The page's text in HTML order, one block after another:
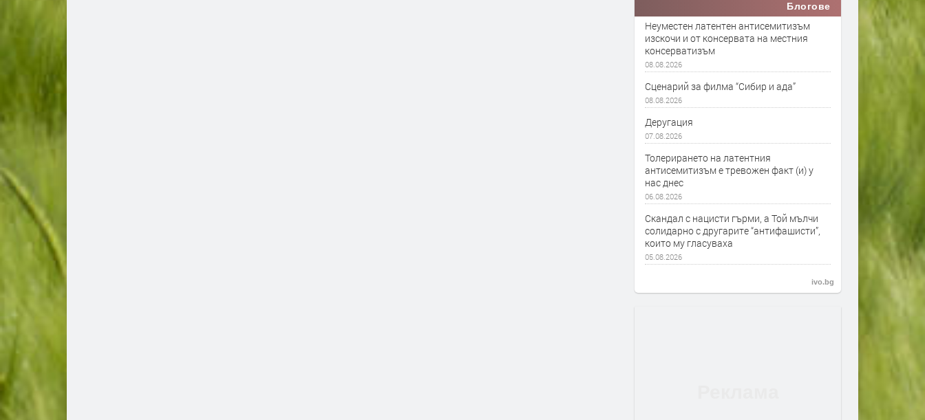
Блогове
Неуместен латентен антисемитизъм
изскочи и от консервата на местния
консерватизъм
08.08.2026
Сценарий за филма “Сибир и ада”
08.08.2026
Деругация
07.08.2026
Толерирането на латентния
антисемитизъм е тревожен факт (и) у
нас днес
06.08.2026
Скандал с нацисти гърми, а Той мълчи
солидарно с другарите “антифашисти”,
които му гласуваха
05.08.2026
ivo.bg